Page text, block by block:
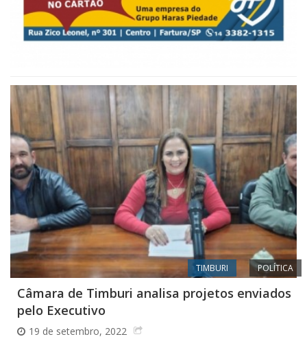
TIMBURI POLÍTICA
Câmara de Timburi analisa projetos enviados
pelo Executivo
19 de setembro, 2022